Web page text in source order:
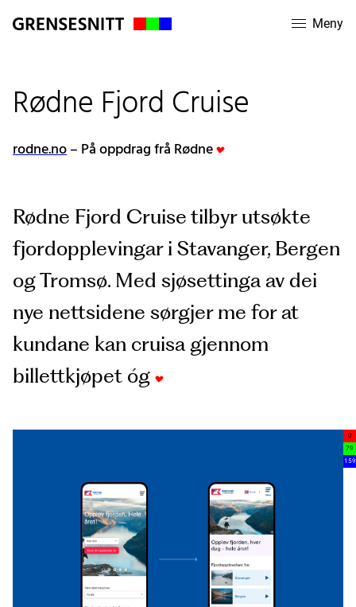
Meny
Rødne Fjord Cruise
rodne.no– På oppdrag frå Rødne
Rødne Fjord Cruise tilbyr utsøkte
fjordopplevingar i Stavanger, Bergen
og Tromsø. Med sjøsettinga av dei
nye nettsidene sørgjer me for at
kundane kan cruisa gjennom
billettkjøpet óg
0
79
159